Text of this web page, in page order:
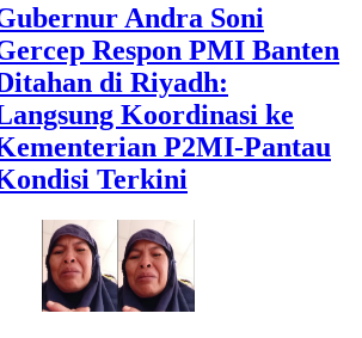
Andra Soni
Respon PMI Banten
di Riyadh:
Koordinasi ke
P2MI-Pantau
Terkini